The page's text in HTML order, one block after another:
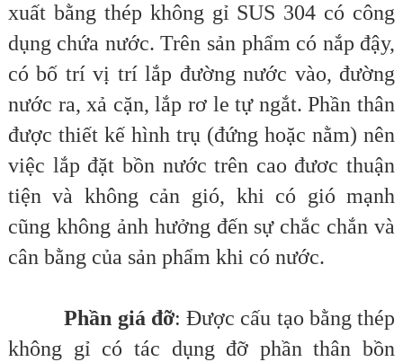
xuất bằng thép không gỉ SUS 304 có công
dụng chứa nước. Trên sản phẩm có nắp đậy,
có bố trí vị trí lắp đường nước vào, đường
nước ra, xả cặn, lắp rơ le tự ngắt. Phần thân
được thiết kế hình trụ (đứng hoặc nằm) nên
việc lắp đặt bồn nước trên cao đươc thuận
tiện và không cản gió, khi có gió mạnh
cũng không ảnh hưởng đến sự chắc chắn và
cân bằng của sản phẩm khi có nước.
Phần giá đỡ: Được cấu tạo bằng thép
không gỉ có tác dụng đỡ phần thân bồn